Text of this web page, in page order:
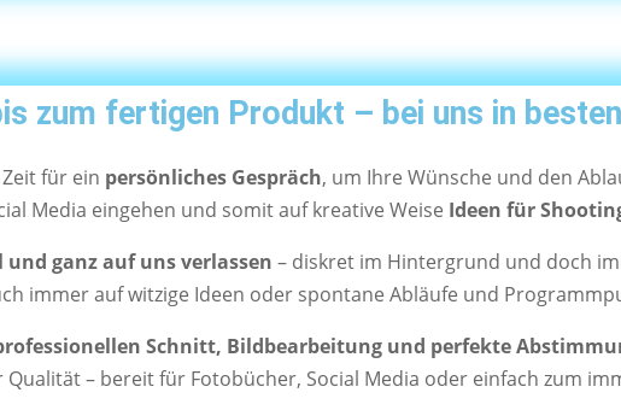
zum fertigen Produkt – bei uns in
für ein persönliches Gespräch, um Ihre Wünsche und den
Media eingehen und somit auf kreative Weise Ideen für
und ganz auf uns verlassen – diskret im Hintergrund und doch
immer auf witzige Ideen oder spontane Abläufe und
Schnitt, Bildbearbeitung und perfekte
– bereit für Fotobücher, Social Media oder einfach zum